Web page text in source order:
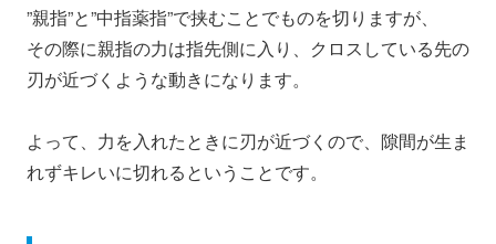
”親指”と”中指薬指”で挟むことでものを切りますが、
その際に親指の力は指先側に入り、クロスしている先の
刃が近づくような動きになります。
よって、力を入れたときに刃が近づくので、隙間が生ま
れずキレいに切れるということです。